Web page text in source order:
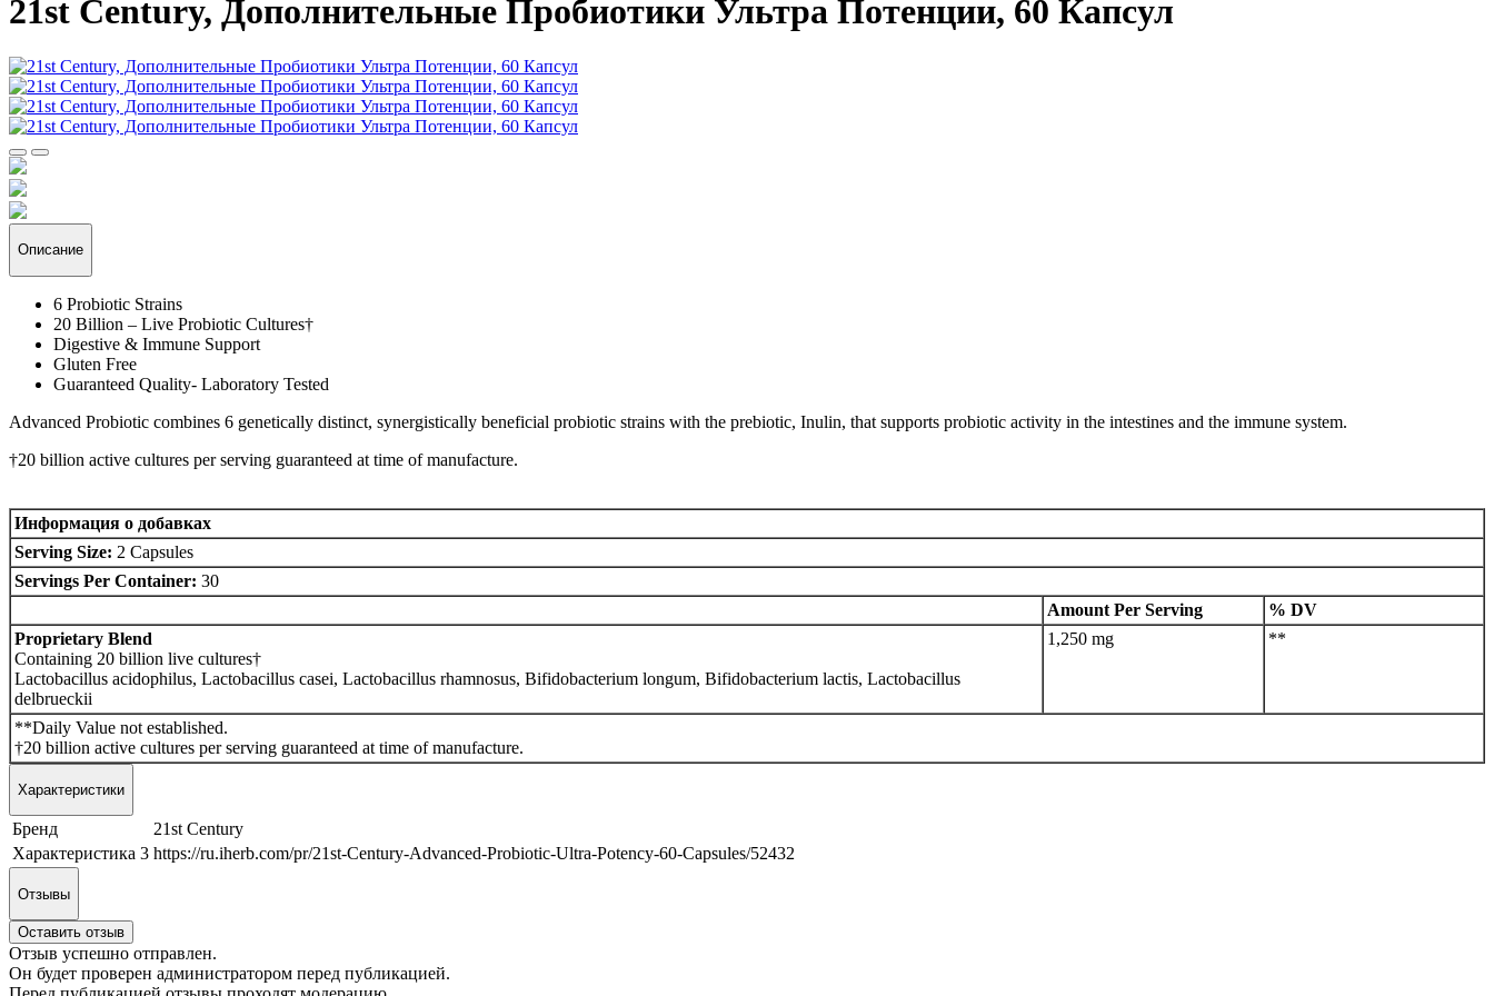
21st Century, Дополнительные Пробиотики Ультра Потенции, 60 Капсул
Описание
6 Probiotic Strains
20 Billion – Live Probiotic Cultures†
Digestive & Immune Support
Gluten Free
Guaranteed Quality- Laboratory Tested
Advanced Probiotic combines 6 genetically distinct, synergistically beneficial probiotic strains with the prebiotic, Inulin, that supports probiotic activity in the intestines and the immune system.
†20 billion active cultures per serving guaranteed at time of manufacture.
Информация о добавках
Serving Size: 2 Capsules
Servings Per Container: 30
Amount Per Serving
% DV
Proprietary Blend
Containing 20 billion live cultures†
Lactobacillus acidophilus, Lactobacillus casei, Lactobacillus rhamnosus, Bifidobacterium longum, Bifidobacterium lactis, Lactobacillus
delbrueckii
1,250 mg **
**Daily Value not established.
†20 billion active cultures per serving guaranteed at time of manufacture.
Характеристики
Бренд
21st Century
Характеристика 3 https://ru.iherb.com/pr/21st-Century-Advanced-Probiotic-Ultra-Potency-60-Capsules/52432
Отзывы
Оставить отзыв
Отзыв успешно отправлен.
Он будет проверен администратором перед публикацией.